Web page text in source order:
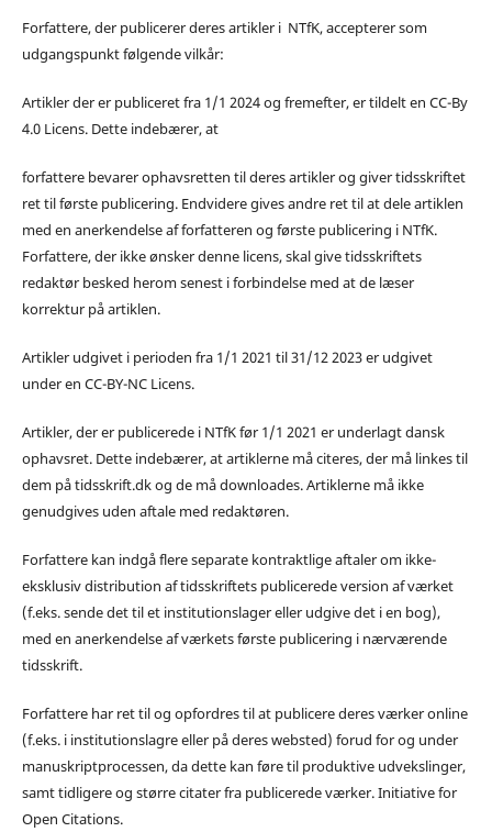
Forfattere, der publicerer deres artikler i NTfK, accepterer som
udgangspunkt følgende vilkår:
Artikler der er publiceret fra 1/1 2024 og fremefter, er tildelt en CC-By
4.0 Licens. Dette indebærer, at
forfattere bevarer ophavsretten til deres artikler og giver tidsskriftet
ret til første publicering. Endvidere gives andre ret til at dele artiklen
med en anerkendelse af forfatteren og første publicering i NTfK.
Forfattere, der ikke ønsker denne licens, skal give tidsskriftets
redaktør besked herom senest i forbindelse med at de læser
korrektur på artiklen.
Artikler udgivet i perioden fra 1/1 2021 til 31/12 2023 er udgivet
under en CC-BY-NC Licens.
Artikler, der er publicerede i NTfK før 1/1 2021 er underlagt dansk
ophavsret. Dette indebærer, at artiklerne må citeres, der må linkes til
dem på tidsskrift.dk og de må downloades. Artiklerne må ikke
genudgives uden aftale med redaktøren.
Forfattere kan indgå flere separate kontraktlige aftaler om ikke-
eksklusiv distribution af tidsskriftets publicerede version af værket
(f.eks. sende det til et institutionslager eller udgive det i en bog),
med en anerkendelse af værkets første publicering i nærværende
tidsskrift.
Forfattere har ret til og opfordres til at publicere deres værker online
(f.eks. i institutionslagre eller på deres websted) forud for og under
manuskriptprocessen, da dette kan føre til produktive udvekslinger,
samt tidligere og større citater fra publicerede værker. Initiative for
Open Citations.